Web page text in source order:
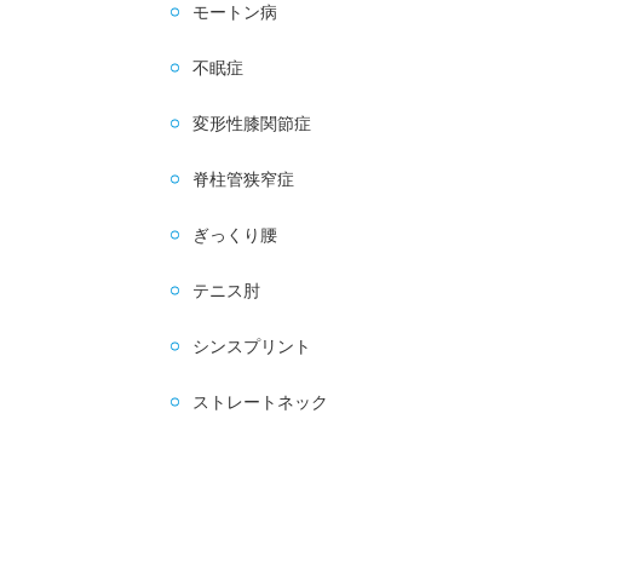
モートン病
不眠症
変形性膝関節症
脊柱管狭窄症
ぎっくり腰
テニス肘
シンスプリント
ストレートネック